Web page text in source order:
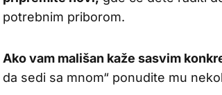
potrebnim priborom.
Ako vam mališan kaže sasvim
da sedi sa mnom“ ponudite mu